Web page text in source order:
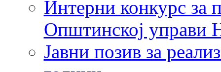
Интерни конкурс за
Општинској управи
Јавни позив за